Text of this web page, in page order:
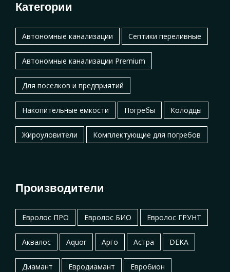
Категории
Автономные канализации Септики переливные
Автономные канализации Premium
Для поселков и предприятий
Накопительные емкости Погребы Колодцы
Жироуловители Комплектующие для погребов
Производители
Евролос ПРО Евролос БИО Евролос ГРУНТ
Аквалос Aquor Арго Астра DEKA
Диамант Евродиамант Евробион